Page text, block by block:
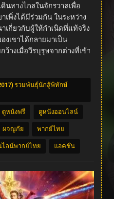
นทางไกลในจักรวาลเพื่อ
เพิ่งได้มีร่วมกัน ในระหว่าง
เกี่ยวกับผู้ให้กำเนิดที่แท้จริง
งเขาได้กลายมาเป็น
างเมื่อวีรบุรุษจากต่างที่เข้า
รวมพันธุ์นักสู้พิทักษ์
ดูหนังฟรี ดูหนังออนไลน์
ผจญภัย พากย์ไทย
ลน์พากย์ไทย แอคชั่น